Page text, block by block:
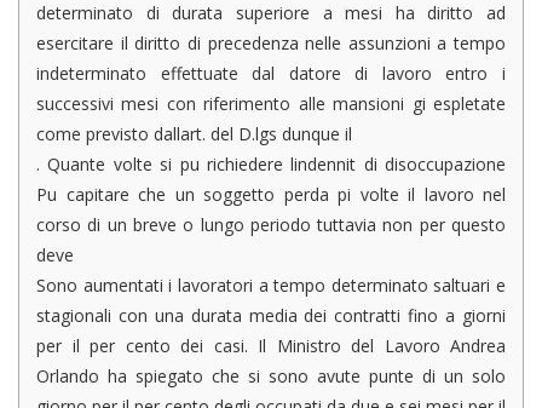
determinato di durata superiore a mesi ha diritto ad
esercitare il diritto di precedenza nelle assunzioni a tempo
indeterminato effettuate dal datore di lavoro entro i
successivi mesi con riferimento alle mansioni gi espletate
come previsto dallart. del D.lgs dunque il
. Quante volte si pu richiedere lindennit di disoccupazione
Pu capitare che un soggetto perda pi volte il lavoro nel
corso di un breve o lungo periodo tuttavia non per questo
deve
Sono aumentati i lavoratori a tempo determinato saltuari e
stagionali con una durata media dei contratti fino a giorni
per il per cento dei casi. Il Ministro del Lavoro Andrea
Orlando ha spiegato che si sono avute punte di un solo